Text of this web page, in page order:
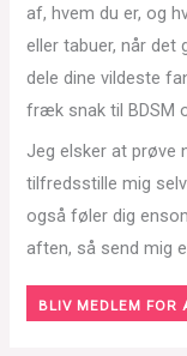
af, hvem du er, og
eller tabuer, når
dele dine vildeste
fræk snak til BDSM
Jeg elsker at prøve
tilfredsstille mig
også føler dig
aften, så send mig
BLIV MEDLEM FOR